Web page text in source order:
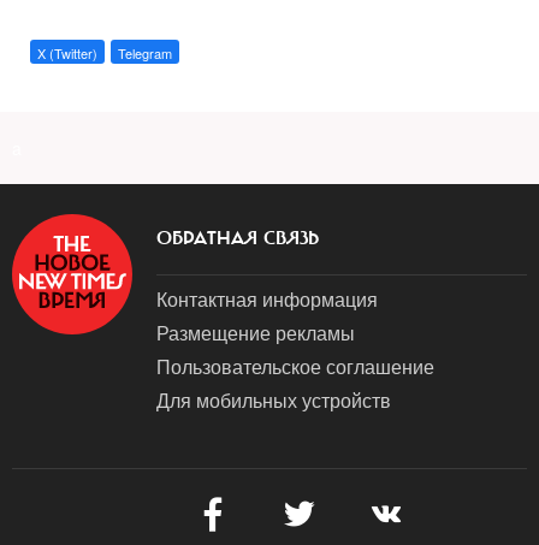
X (Twitter) Telegram
ОБРАТНАЯ СВЯЗЬ
Контактная информация
Размещение рекламы
Пользовательское соглашение
Для мобильных устройств